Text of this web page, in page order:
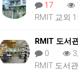
17
RMIT 교외
RMIT 도서
0
RMIT 도서